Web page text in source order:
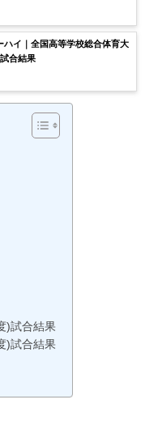
ハイ｜全国高等学校総合体育大
合結果
)試合結果
)試合結果